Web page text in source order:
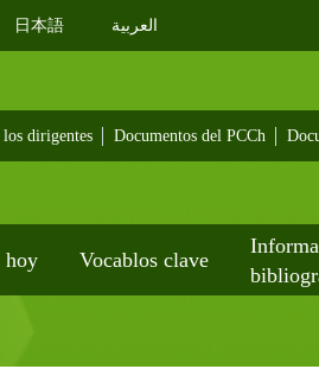
日本語 العربية
los dirigentes Documentos del PCCh
hoy Vocablos clave